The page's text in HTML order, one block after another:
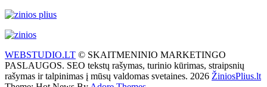
WEBSTUDIO.LT © SKAITMENINIO MARKETINGO
PASLAUGOS. SEO tekstų rašymas, turinio kūrimas, straipsnių
rašymas ir talpinimas į mūsų valdomas svetaines. 2026 ŽiniosPlius.lt